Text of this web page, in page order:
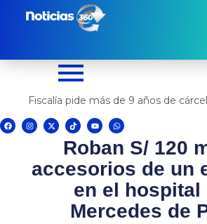
F
a
c
I
n
s
a
X
-
t
t
e
T
i
k
t
o
Y
o
u
t
u
e
W
h
a
t
p
p
Roban S/ 120
accesorios de un
en el hospital
Mercedes de